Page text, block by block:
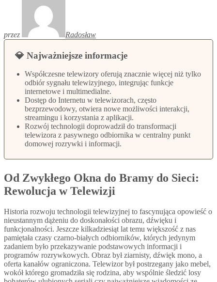
przez Radosław
💎 Najważniejsze informacje
Współczesne telewizory oferują znacznie więcej niż tylko
odbiór sygnału telewizyjnego, integrując funkcje
internetowe i multimedialne.
Dostęp do Internetu w telewizorach, często
bezprzewodowy, otwiera nowe możliwości interakcji,
streamingu i korzystania z aplikacji.
Rozwój technologii doprowadził do transformacji
telewizora z pasywnego odbiornika w centralny punkt
domowej rozrywki i informacji.
Od Zwykłego Okna do Bramy do Sieci:
Rewolucja w Telewizji
Historia rozwoju technologii telewizyjnej to fascynująca opowieść o
nieustannym dążeniu do doskonałości obrazu, dźwięku i
funkcjonalności. Jeszcze kilkadziesiąt lat temu większość z nas
pamiętała czasy czarno-białych odbiorników, których jedynym
zadaniem było przekazywanie podstawowych informacji i
programów rozrywkowych. Obraz był ziarnisty, dźwięk mono, a
oferta kanałów ograniczona. Telewizor był postrzegany jako mebel,
wokół którego gromadziła się rodzina, aby wspólnie śledzić losy